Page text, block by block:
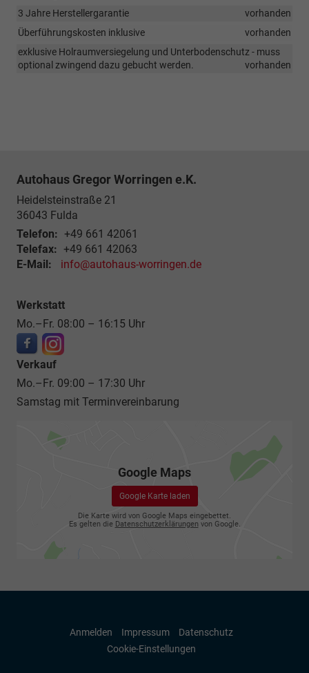
3 Jahre Herstellergarantie
vorhanden
Überführungskosten inklusive
vorhanden
exklusive Holraumversiegelung und Unterbodenschutz - muss
optional zwingend dazu gebucht werden.
vorhanden
Autohaus Gregor Worringen e.K.
Heidelsteinstraße 21
36043 Fulda
Telefon: +49 661 42061
Telefax: +49 661 42063
E-Mail:
info@autohaus-worringen.de
Werkstatt
Mo.–Fr. 08:00 – 16:15 Uhr
Verkauf
Mo.–Fr. 09:00 – 17:30 Uhr
Samstag mit Terminvereinbarung
Google Maps
Google Karte laden
Die Karte wird von Google Maps eingebettet.
Es gelten die Datenschutzerklärungen von Google.
Anmelden Impressum
Datenschutz
Cookie-Einstellungen